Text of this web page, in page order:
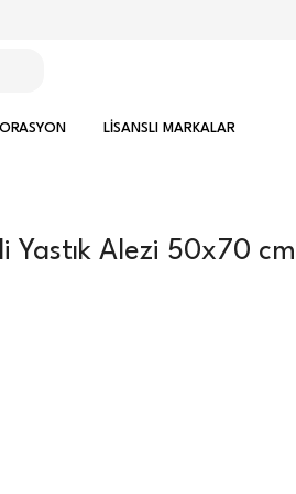
LİSANSLI MARKALAR
Yastık Alezi 50x70 cm